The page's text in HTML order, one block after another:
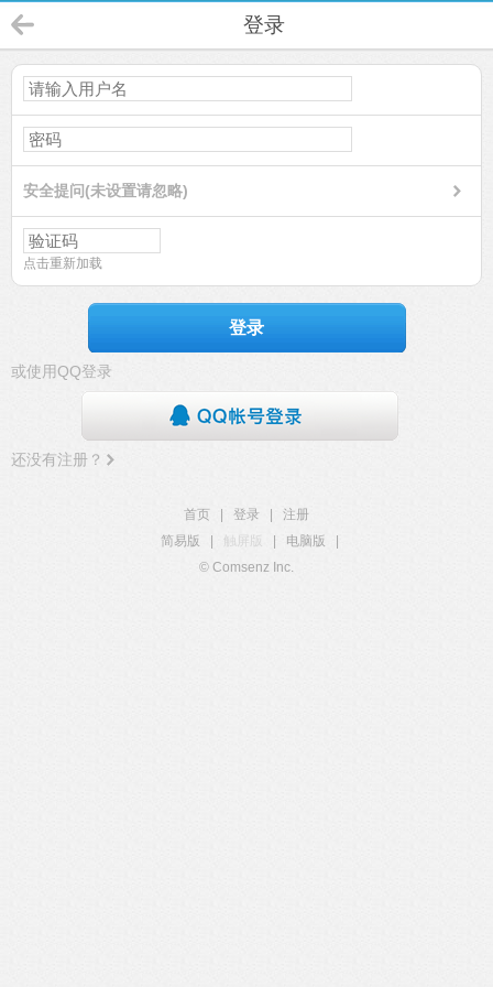
登录
安全提问(未设置请忽略)
点击重新加载
登录
或使用QQ登录
还没有注册？
首页 登录
注册
简易版
触屏版 电脑版
© Comsenz Inc.